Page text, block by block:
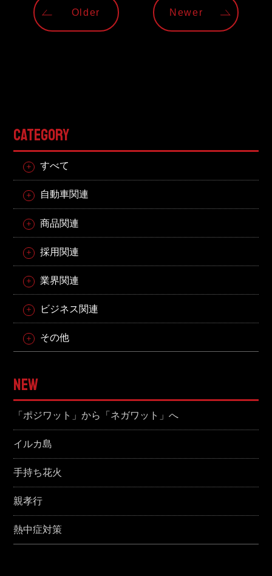
株式会社 ソナティック
お問い合わせ
TOHO PARTS ORDERING SYSTEM
TOHO GROUP INSTAGRAM
YouTube
Older Newer
CATEGORY
すべて
自動車関連
商品関連
採用関連
業界関連
ビジネス関連
その他
NEW
「ポジワット」から「ネガワット」へ
イルカ島
手持ち花火
親孝行
熱中症対策